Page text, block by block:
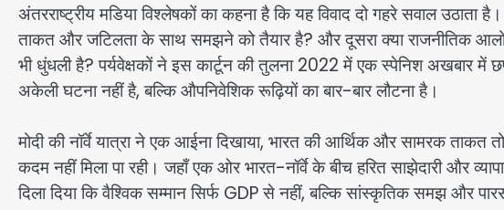
अंतरराष्ट्रीय मडिया विश्लेषकों का कहना है कि यह विवाद दो गहरे सवाल उठाता
ताकत और जटिलता के साथ समझने को तैयार है? और दूसरा क्या राजनीतिक
भी धुंधली है? पर्यवेक्षकों ने इस कार्टून की तुलना 2022 में एक स्पेनिश अखबार में
अकेली घटना नहीं है, बल्कि औपनिवेशिक रूढ़ियों का बार-बार लौटना है।
मोदी की नॉर्वे यात्रा ने एक आईना दिखाया, भारत की आर्थिक और सामरक ताकत
कदम नहीं मिला पा रही। जहाँ एक ओर भारत-नॉर्वे के बीच हरित साझेदारी और
दिला दिया कि वैश्विक सम्मान सिर्फ GDP से नहीं, बल्कि सांस्कृतिक समझ और